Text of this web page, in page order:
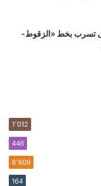
تسرب بخط «الزقوط-
1٬012
446
8٬609
164